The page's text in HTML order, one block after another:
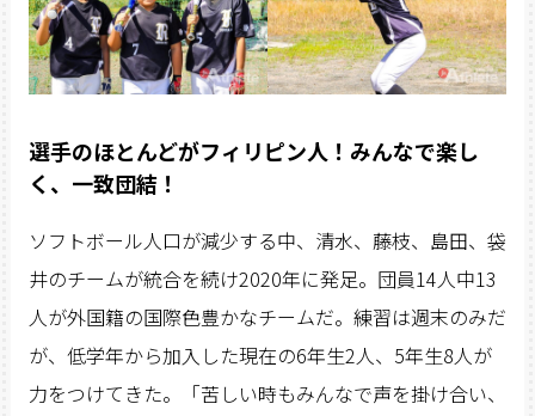
選手のほとんどがフィリピン人！みんなで楽し
く、一致団結！
ソフトボール人口が減少する中、清水、藤枝、島田、袋
井のチームが統合を続け2020年に発足。団員14人中13
人が外国籍の国際色豊かなチームだ。練習は週末のみだ
が、低学年から加入した現在の6年生2人、5年生8人が
力をつけてきた。「苦しい時もみんなで声を掛け合い、